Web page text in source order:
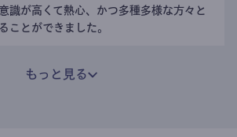
識が高くて熱心、かつ多種多様な方々と
ことができました。
もっと見る